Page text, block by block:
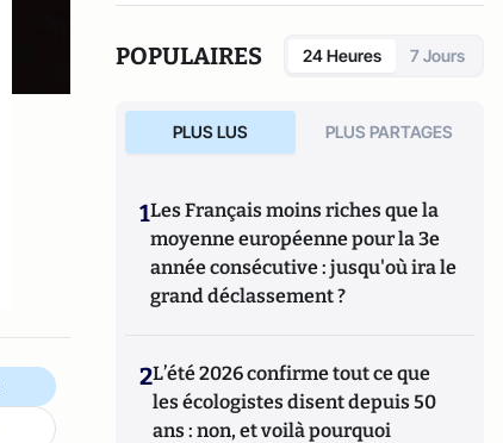
POPULAIRES 24 Heures 7 Jours
PLUS LUS PLUS PARTAGES
1Les Français moins riches que la
moyenne européenne pour la 3e
année consécutive : jusqu'où ira le
grand déclassement ?
2L’été 2026 confirme tout ce que
les écologistes disent depuis 50
ans : non, et voilà pourquoi